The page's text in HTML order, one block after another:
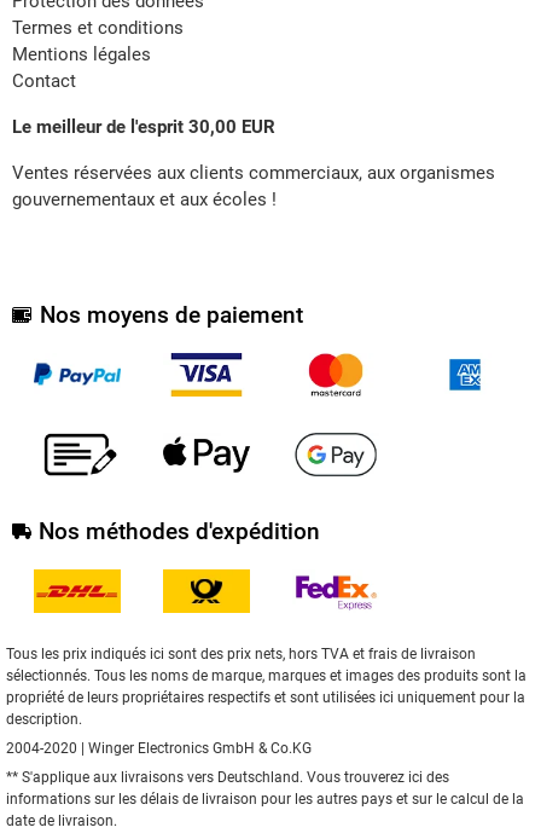
Termes et conditions
Mentions légales
Contact
Le meilleur de l'esprit 30,00 EUR
Ventes réservées aux clients commerciaux, aux organismes
gouvernementaux et aux écoles !
Nos moyens de paiement
Nos méthodes d'expédition
Tous les prix indiqués ici sont des prix nets, hors TVA et frais de livraison
sélectionnés. Tous les noms de marque, marques et images des produits sont la
propriété de leurs propriétaires respectifs et sont utilisées ici uniquement pour la
description.
2004-2020 | Winger Electronics GmbH & Co.KG
** S'applique aux livraisons vers Deutschland. Vous trouverez ici des
informations sur les délais de livraison pour les autres pays et sur le calcul de la
date de livraison.